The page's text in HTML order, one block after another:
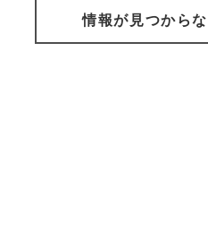
情報が見つから